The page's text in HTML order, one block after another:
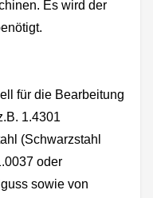
Es wird der
für die Bearbeitung
1.4301
(Schwarzstahl
oder
sowie von